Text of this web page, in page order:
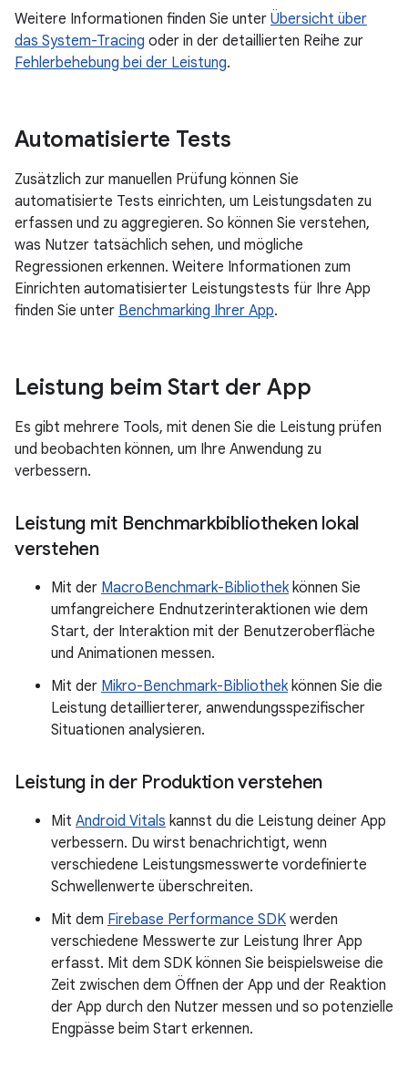
Weitere Informationen finden Sie unter Übersicht über
das System-Tracing oder in der detaillierten Reihe zur
Fehlerbehebung bei der Leistung.
Automatisierte Tests
Zusätzlich zur manuellen Prüfung können Sie
automatisierte Tests einrichten, um Leistungsdaten zu
erfassen und zu aggregieren. So können Sie verstehen,
was Nutzer tatsächlich sehen, und mögliche
Regressionen erkennen. Weitere Informationen zum
Einrichten automatisierter Leistungstests für Ihre App
finden Sie unter Benchmarking Ihrer App.
Leistung beim Start der App
Es gibt mehrere Tools, mit denen Sie die Leistung prüfen
und beobachten können, um Ihre Anwendung zu
verbessern.
Leistung mit Benchmarkbibliotheken lokal
verstehen
Mit der MacroBenchmark-Bibliothekkönnen Sie
umfangreichere Endnutzerinteraktionen wie dem
Start, der Interaktion mit der Benutzeroberfläche
und Animationen messen.
Mit der Mikro-Benchmark-Bibliothekkönnen Sie die
Leistung detaillierterer, anwendungsspezifischer
Situationen analysieren.
Leistung in der Produktion verstehen
Mit Android Vitals kannst du die Leistung deiner App
verbessern. Du wirst benachrichtigt, wenn
verschiedene Leistungsmesswerte vordefinierte
Schwellenwerte überschreiten.
Mit dem Firebase Performance SDK werden
verschiedene Messwerte zur Leistung Ihrer App
erfasst. Mit dem SDK können Sie beispielsweise die
Zeit zwischen dem Öffnen der App und der Reaktion
der App durch den Nutzer messen und so potenzielle
Engpässe beim Start erkennen.